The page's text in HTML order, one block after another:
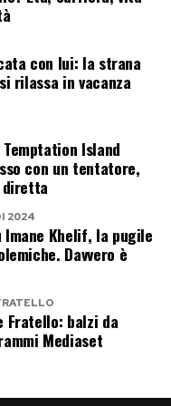
che il
diventare il
una
un alleato. Le
un algoritmo.
a tutti.
con lui: la strana
rilassa in vacanza
Island
con un tentatore,
diretta
2024
Khelif, la pugile
Davvero è
Fratello: balzi da
Mediaset